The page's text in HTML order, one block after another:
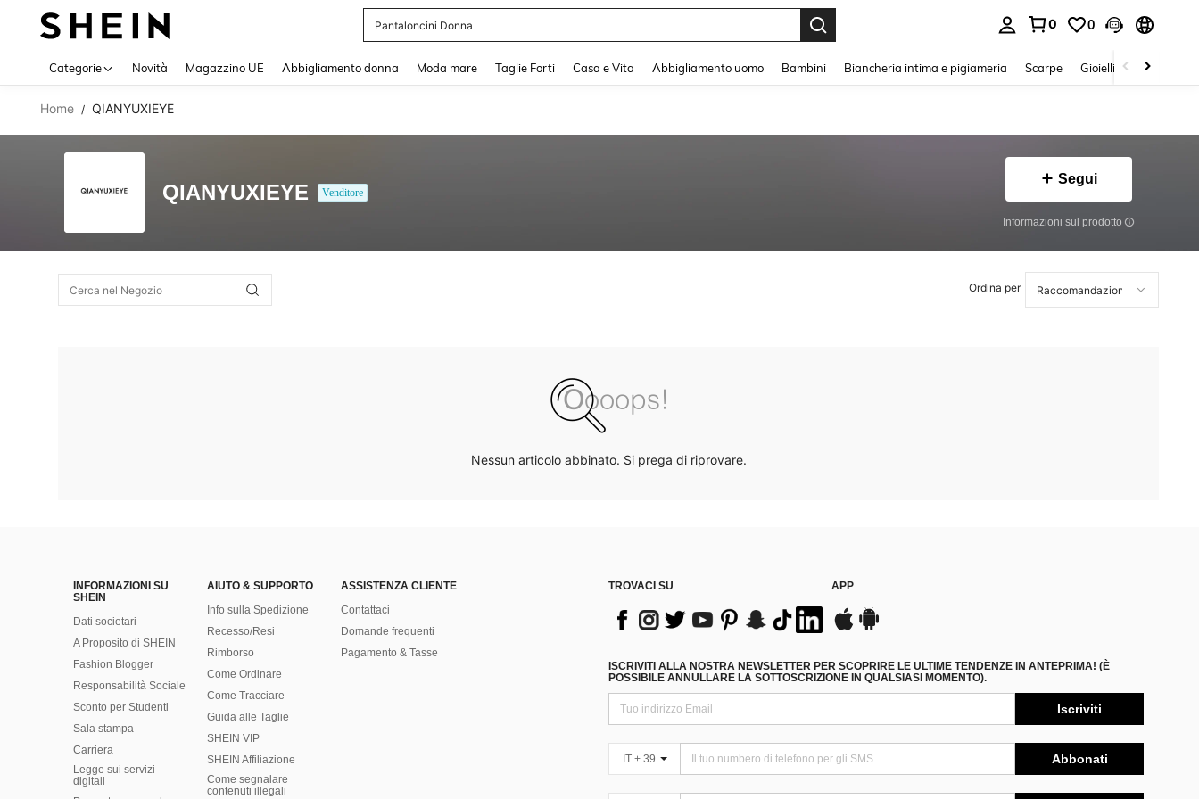
Pantaloncini Donna
0 0
Categorie Novità Magazzino UE Abbigliamento donna Moda mare Taglie Forti Casa e Vita Abbigliamento uomo Bambini Biancheria intima e pigiameria Scarpe Gioielli E Accessori
Home / QIANYUXIEYE
QIANYUXIEYE Venditore
Segui
Informazioni sul prodotto
Ordina per
Nessun articolo abbinato. Si prega di riprovare.
INFORMAZIONI SU
SHEIN
Dati societari
A Proposito di SHEIN
Fashion Blogger
Responsabilità Sociale
Sconto per Studenti
Sala stampa
Carriera
Legge sui servizi
digitali
AIUTO & SUPPORTO
Info sulla Spedizione
Recesso/Resi
Rimborso
Come Ordinare
Come Tracciare
Guida alle Taglie
SHEIN VIP
SHEIN Affiliazione
Come segnalare
contenuti illegali
ASSISTENZA CLIENTE
Contattaci
Domande frequenti
Pagamento & Tasse
TROVACI SU APP
ISCRIVITI ALLA NOSTRA NEWSLETTER PER SCOPRIRE LE ULTIME TENDENZE IN ANTEPRIMA! (È
POSSIBILE ANNULLARE LA SOTTOSCRIZIONE IN QUALSIASI MOMENTO).
Iscriviti
IT + 39 Abbonati